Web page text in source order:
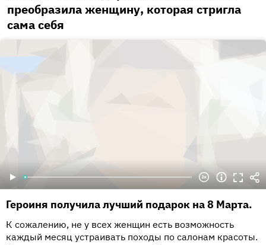
преобразила женщину, которая стригла
сама себя
Героиня получила лучший подарок на 8 Марта.
К сожалению, не у всех женщин есть возможность
каждый месяц устраивать походы по салонам красоты.